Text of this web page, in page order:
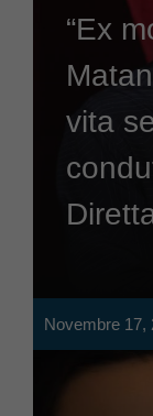
“Ex
vita
Novembre 17,